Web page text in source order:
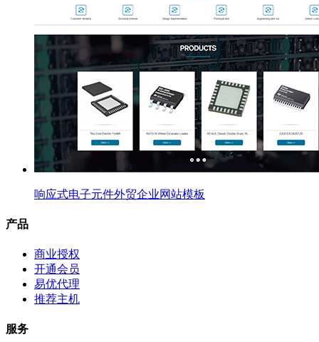
响应式电子元件外贸企业网站模板
产品
商业授权
开通会员
易优代理
推荐主机
服务